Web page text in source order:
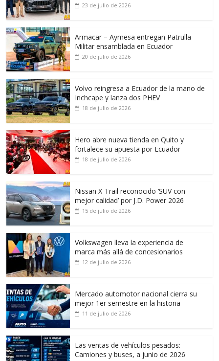
23 de julio de 2026
Armacar – Aymesa entregan Patrulla
Militar ensamblada en Ecuador
20 de julio de 2026
Volvo reingresa a Ecuador de la mano de
Inchcape y lanza dos PHEV
18 de julio de 2026
Hero abre nueva tienda en Quito y
fortalece su apuesta por Ecuador
18 de julio de 2026
Nissan X-Trail reconocido ‘SUV con
mejor calidad’ por J.D. Power 2026
15 de julio de 2026
Volkswagen lleva la experiencia de
marca más allá de concesionarios
12 de julio de 2026
Mercado automotor nacional cierra su
mejor 1er semestre en la historia
11 de julio de 2026
Las ventas de vehículos pesados:
Camiones y buses, a junio de 2026